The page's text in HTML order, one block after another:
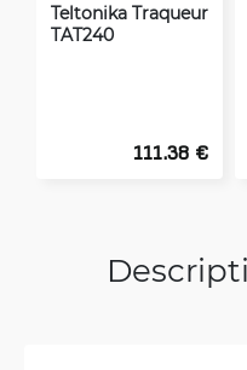
Teltonika Traqueur
TAT240
111.38 €